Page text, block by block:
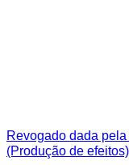
Revogado dada
(Produção de efeitos)